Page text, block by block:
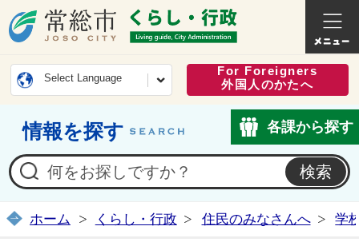
常総市公式ホームページ
くらし
Select Language
For Foreigners
外国人のかたへ
情報を探す 各課から探す
ホーム くらし・行政 住民のみなさんへ 学